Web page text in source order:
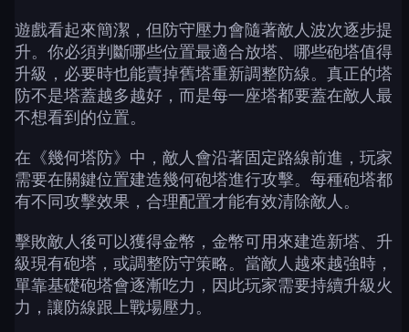
遊戲看起來簡潔，但防守壓力會隨著敵人波次逐步提
升。你必須判斷哪些位置最適合放塔、哪些砲塔值得
升級，必要時也能賣掉舊塔重新調整防線。真正的塔
防不是塔蓋越多越好，而是每一座塔都要蓋在敵人最
不想看到的位置。
在《幾何塔防》中，敵人會沿著固定路線前進，玩家
需要在關鍵位置建造幾何砲塔進行攻擊。每種砲塔都
有不同攻擊效果，合理配置才能有效清除敵人。
擊敗敵人後可以獲得金幣，金幣可用來建造新塔、升
級現有砲塔，或調整防守策略。當敵人越來越強時，
單靠基礎砲塔會逐漸吃力，因此玩家需要持續升級火
力，讓防線跟上戰場壓力。